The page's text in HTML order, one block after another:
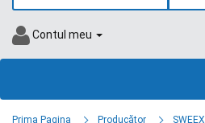
Contul meu
Prima Pagina Producător SWEEX